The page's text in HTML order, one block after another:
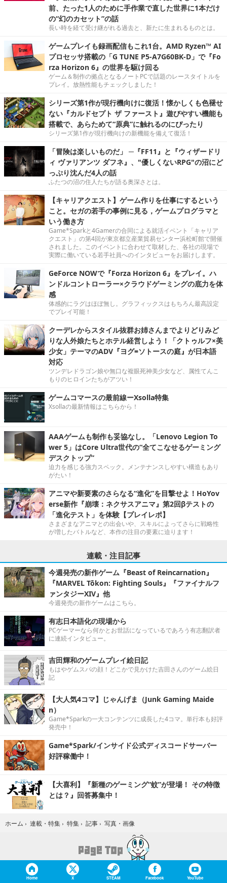
前、たった1人のために手作業で直した世界に1本だけ
の“幻のカセット”の話
長い時を経て受け継がれる過去と、新たに生まれるものとは。
ゲームプレイも録画配信もこれ1台。AMD Ryzen™ AI
プロセッサ搭載の「G TUNE P5-A7G60BK-D」で『Fo
rza Horizon 6』の世界を駆け回る
ゲーム＆制作の拠点となるノートPCで話題のレースタイトルを
プレイ。放熱性能もチェックしました！
シリーズ第1作が現行機向けに復活！懐かしくも色褪せ
ない『カルドセプト ザ ファースト』遊びやすい機能も
搭載で、あらためて“原典”に触れるのにぴったり
シリーズ第1作が現行機向けの新機能を備えて復活！
「冒険は楽しいものだ」 ─『FF11』と『ウィザードリ
ィ ヴァリアンツ ダフネ』、"優しくないRPG"の沼にど
っぷり沈んだ4人の話
ふたつの沼の住人たちが語る奥深さとは。
【キャリアクエスト】ゲーム作りを仕事にするという
こと。セガの若手の事例に見る，ゲームプログラマと
いう働き方
Game*Sparkと4Gamerの合同による就活イベント「キャリア
クエスト」の第4回が東京都立産業貿易センター浜松町館で開催
されました。このイベントに合わせて取材した、各社の現場で
実際に働いている若手社員へのインタビューをお届けします。
GeForce NOWで『Forza Horizon 6』をプレイ。ハ
ンドルコントローラー×クラウドゲーミングの底力を体
感
体感的にラグはほぼ無し。グラフィックスはもちろん最高設定
でプレイ可能！
クーデレからスタイル抜群お姉さんまでよりどりみど
りな人外娘たちとホテル経営しよう！「クトゥルフ×美
少女」テーマのADV『ヨグ=ソトースの庭』が日本語
対応
ツンデレドラゴン娘や無口な複眼死神美少女など、属性てんこ
もりのヒロインたちがアツい！
ゲームコマースの最前線ーXsolla特集
Xsollaの最新情報はこちらから！
AAAゲームも制作も妥協なし。「Lenovo Legion To
wer 5」はCore Ultra世代の“全てこなせるゲーミング
デスクトップ”
迫力を感じる強力スペック。メンテナンスしやすい構造もあり
がたい！
アニマや新要素のさらなる“進化”を目撃せよ！HoYov
erse新作『崩壊：ネクサスアニマ』第2回βテストの
「進化テスト」を体験【プレイレポ】
さまざまなアニマとの出会いや、スキルによってさらに戦略性
が増したバトルなど、本作の注目の要素に迫ります！
連載・注目記事
今週発売の新作ゲーム『Beast of Reincarnation』
『MARVEL Tōkon: Fighting Souls』『ファイナルフ
ァンタジーXIV』他
今週発売の新作ゲームはこちら。
有志日本語化の現場から
PCゲーマーなら何かとお世話になっているであろう有志翻訳者
に連続インタビュー。
吉田輝和のゲームプレイ絵日記
もはやゲムスパの顔！どこかで見かけた吉田さんのゲーム絵日
記
【大人気4コマ】じゃんげま（Junk Gaming Maide
n）
Game*Sparkの一大コンテンツに成長した4コマ。単行本も好評
発売中！
Game*Spark/インサイド公式ディスコードサーバー
好評稼働中！
【大喜利】『新種のゲーミング“蚊”が登場！ その特徴
とは？』回答募集中！
ホーム › 連載・特集 › 特集 › 記事 › 写真・画像
Home X STEAM Facebook YouTube